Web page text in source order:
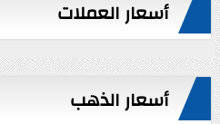
أسعار العملات
أسعار الذهب